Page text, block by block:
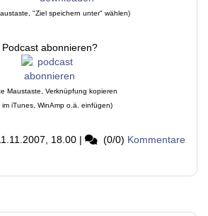
"Ziel speichern unter" wählen)
Podcast abonnieren?
Maustaste, Verknüpfung kopieren
im iTunes, WinAmp o.ä. einfügen)
18.00 | (0/0) Kommentare